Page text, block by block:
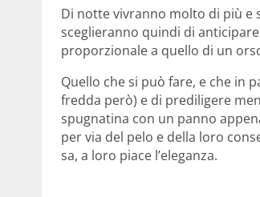
Di notte vivranno molto di più e
sceglieranno quindi di
proporzionale a quello di un
Quello che si può fare, e che in
fredda però) e di prediligere
spugnatina con un panno
per via del pelo e della loro
sa, a loro piace l’eleganza.